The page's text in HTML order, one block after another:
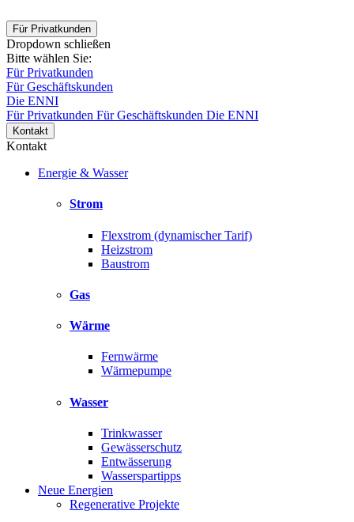
Für Privatkunden
Dropdown schließen
Bitte wählen Sie:
Für Privatkunden
Für Geschäftskunden
Die ENNI
Für Privatkunden Für Geschäftskunden Die ENNI
Kontakt
Kontakt
Energie & Wasser
Strom
Flexstrom (dynamischer Tarif)
Heizstrom
Baustrom
Gas
Wärme
Fernwärme
Wärmepumpe
Wasser
Trinkwasser
Gewässerschutz
Entwässerung
Wasserspartipps
Neue Energien
Regenerative Projekte